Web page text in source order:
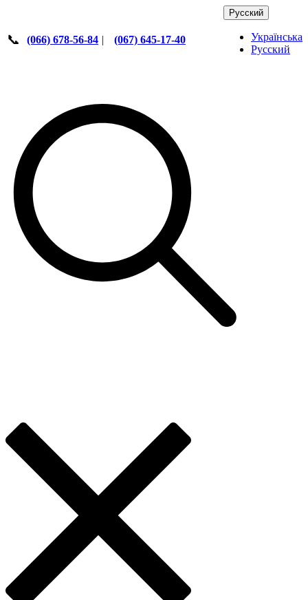
📞 (066) 678-56-84 | (067) 645-17-40
Русский
Українська
Русский